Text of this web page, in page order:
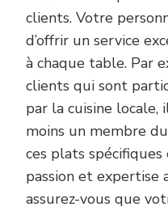
clients. Votre
d’offrir un service
à chaque table. Par
clients qui sont
par la cuisine locale,
moins un membre
ces plats
passion et expertise
assurez-vous que